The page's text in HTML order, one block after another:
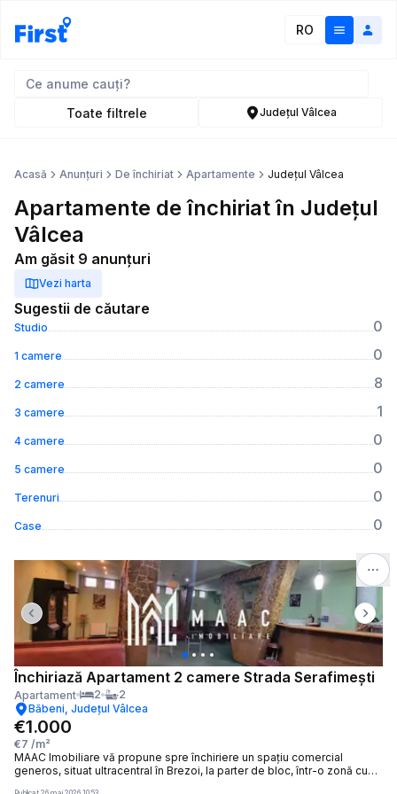
RO
Toate filtrele Județul Vâlcea
Acasă Anunțuri De închiriat Apartamente Județul Vâlcea
Apartamente de închiriat în Județul
Vâlcea
Am găsit 9 anunțuri
Vezi harta
Sugestii de căutare
Studio 0
1 camere 0
2 camere 8
3 camere 1
4 camere 0
5 camere 0
Terenuri 0
Case 0
Previous slide Next
Închiriază Apartament 2 camere Strada Serafimeşti
Apartament 2
2
Băbeni, Județul Vâlcea
€1.000
€7 /m²
MAAC Imobiliare vă propune spre închiriere un spațiu comercial
generos, situat ultracentral în Brezoi, la parter de bloc, într-o zonă cu